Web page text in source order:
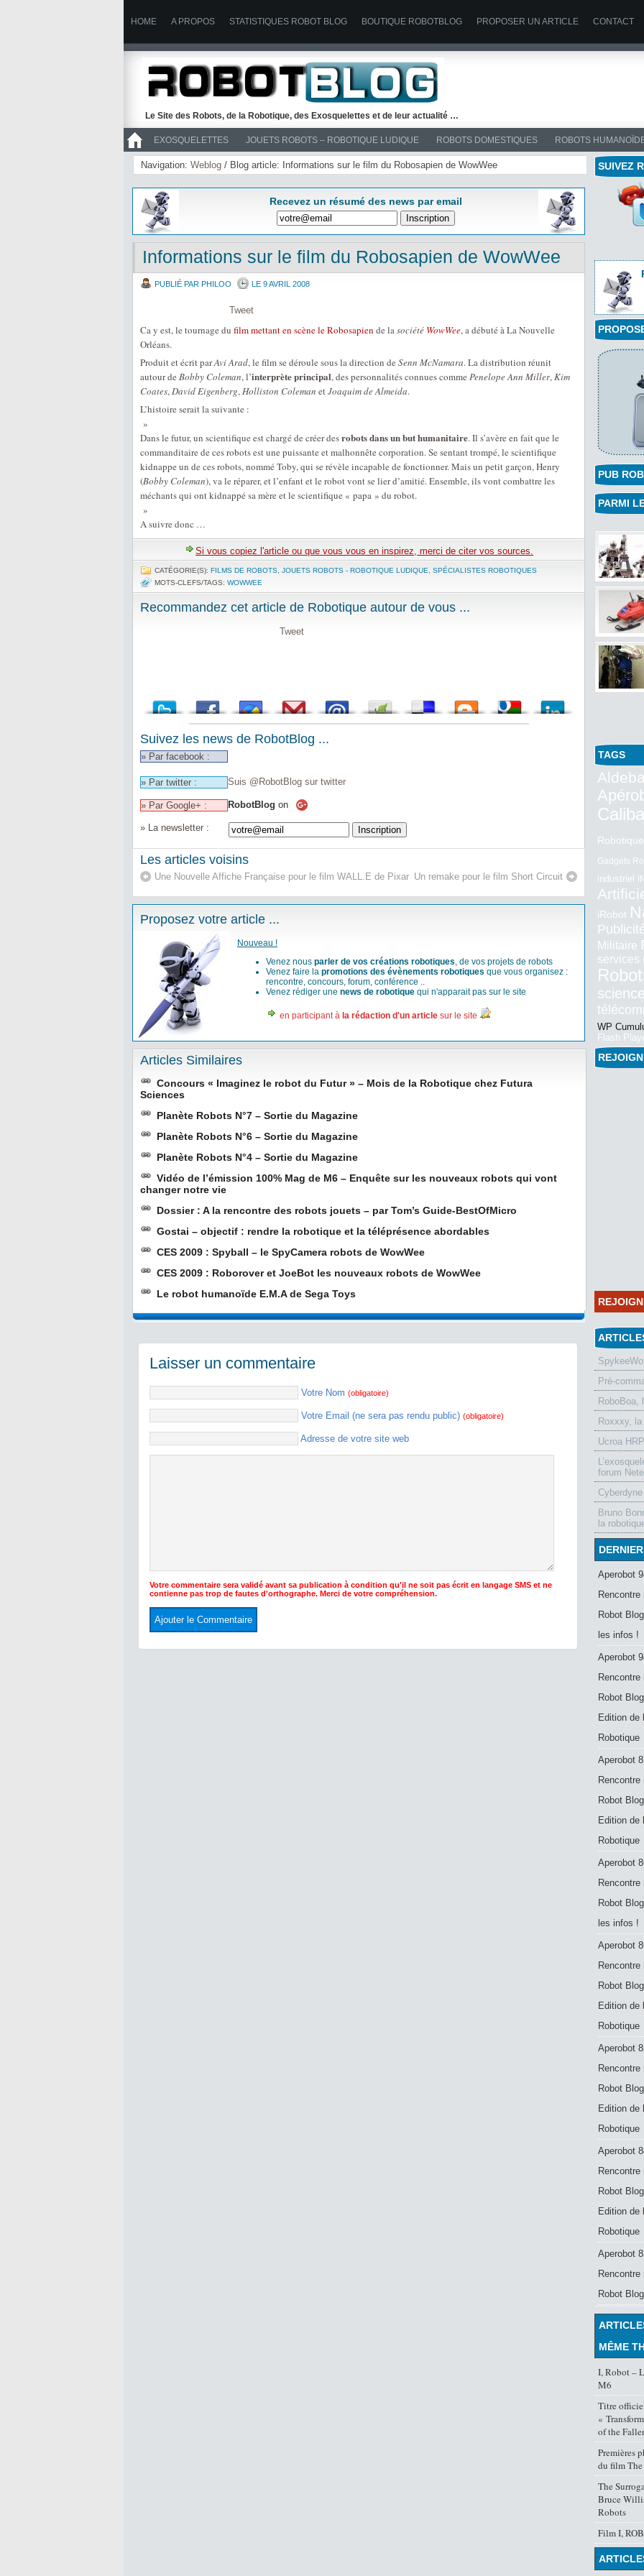
HOME A PROPOS STATISTIQUES ROBOT BLOG BOUTIQUE ROBOTBLOG PROPOSER UN ARTICLE CONTACT
Le Site des Robots, de la Robotique, des Exosquelettes et de leur actualité …
EXOSQUELETTES JOUETS ROBOTS – ROBOTIQUE LUDIQUE ROBOTS DOMESTIQUES ROBOTS
>> ROBOTS
Navigation: Weblog / Blog article: Informations sur le film du Robosapien de WowWee
Recevez un résumé des news par email
Informations sur le film du Robosapien de WowWee
PUBLIÉ PAR PHILOO LE 9 AVRIL 2008
Tweet
Ca y est, le tournage du film mettant en scène le Robosapien de lasociété WowWee, a débuté à La Nouvelle
Orléans.
Produit et écrit parAvi Arad, le film se déroule sous la direction de Senn McNamara. La distribution réunit
autour de Bobby Coleman, l’interprète principal, des personnalités connues comme Penelope Ann Miller,Kim
Coates,David Eigenberg,Holliston Coleman etJoaquim de Almeida.
L’histoire serait la suivante :
»
Dans le futur, un scientifique est chargé de créer desrobots dans un but humanitaire. Il s’avère en fait que le
commanditaire de ces robots est une puissante et malhonnête corporation. Se sentant trompé, le scientifique
kidnappe un de ces robots, nommé Toby, qui se révèle incapable de fonctionner. Mais un petit garçon, Henry
(Bobby Coleman), va le réparer, et l’enfant et le robot vont se lier d’amitié. Ensemble, ils vont combattre les
méchants qui ont kidnappé sa mère et le scientifique « papa » du robot.
»
A suivre donc …
Si vous copiez l'article ou que vous vous en inspirez, merci de citer vos sources.
CATÉGORIE(S): FILMS DE ROBOTS JOUETS ROBOTS - ROBOTIQUE LUDIQUE
SPÉCIALISTES ROBOTIQUES
MOTS-CLEFS/TAGS: WOWWEE
Recommandez cet article de Robotique autour de vous ...
Tweet
Suivez les news de RobotBlog ...
» Par facebook :
» Par twitter : Suis @RobotBlog sur twitter
» Par Google+ : RobotBlog on
» La newsletter :
Les articles voisins
Une Nouvelle Affiche Française pour le film WALL.E de Pixar Un remake pour le film Short Circuit
Proposez votre article ...
Nouveau !
Venez nous parler de vos créations robotiques, de vos projets de robots
Venez faire la promotions des évènements robotiques que vous organisez :
rencontre, concours, forum, conférence ..
Venez rédiger une news de robotique qui n'apparait pas sur le site
en participant à la rédaction d'un article sur le site
Articles Similaires
Concours « Imaginez le robot du Futur » – Mois de la Robotique chez Futura
Sciences
Planète Robots N°7 – Sortie du Magazine
Planète Robots N°6 – Sortie du Magazine
Planète Robots N°4 – Sortie du Magazine
Vidéo de l’émission 100% Mag de M6 – Enquête sur les nouveaux robots qui vont
changer notre vie
Dossier : A la rencontre des robots jouets – par Tom’s Guide-BestOfMicro
Gostai – objectif : rendre la robotique et la téléprésence abordables
CES 2009 : Spyball – le SpyCamera robots de WowWee
CES 2009 : Roborover et JoeBot les nouveaux robots de WowWee
Le robot humanoïde E.M.A de Sega Toys
Laisser un commentaire
Votre Nom (obligatoire)
Votre Email (ne sera pas rendu public) (obligatoire)
Adresse de votre site web
Votre commentaire sera validé avant sa publication à condition qu'il ne soit pas écrit en langage SMS et ne
contienne pas trop de fautes d'orthographe. Merci de votre compréhension.
SUIVEZ
PUB
PARMI
TAGS
Robotique
Gadgets
industriel
iRobot
Militaire
services
WP
Flash
Pré-
RoboBoa,
Roxxxy,
Ucroa
forum
Bruno
la
Aperobot
Rencontre
Robot Blog
les infos !
Aperobot
Rencontre
Robot Blog
Edition de
Robotique
Aperobot
Rencontre
Robot Blog
Edition de
Robotique
Aperobot
Rencontre
Robot Blog
les infos !
Aperobot
Rencontre
Robot Blog
Edition de
Robotique
Aperobot
Rencontre
Robot Blog
Edition de
Robotique
Aperobot
Rencontre
Robot Blog
Edition de
Robotique
Aperobot
Rencontre
Robot Blog
MÊME
I, Robot –
M6
Titre
«
of the
Premières
du film The
The
Bruce
Robots
Film I,